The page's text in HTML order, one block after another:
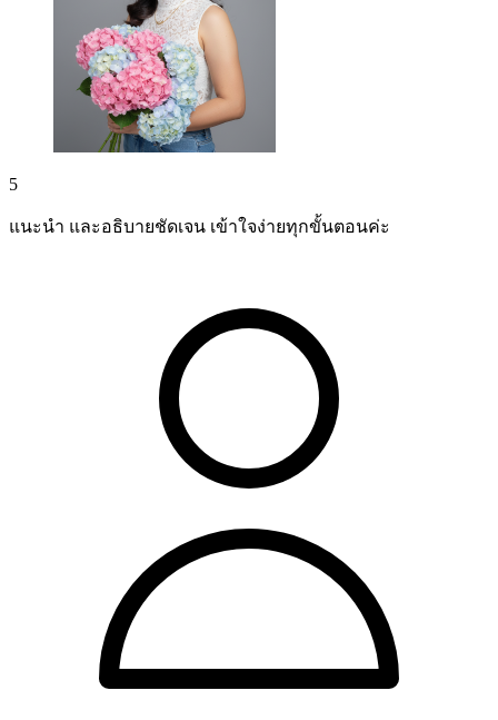
5
แนะนำ และอธิบายชัดเจน เข้าใจง่ายทุกขั้นตอนค่ะ